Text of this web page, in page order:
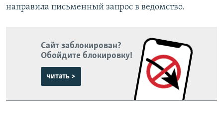
направила письменный запрос в ведомство.
Сайт заблокирован?
Обойдите блокировку!
читать >